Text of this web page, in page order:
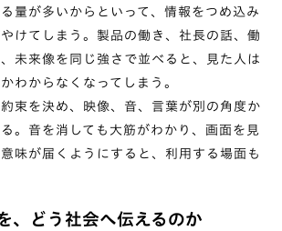
量が多いからといって、情報をつめ込み
けてしまう。製品の働き、社長の話、働
未来像を同じ強さで並べると、見た人は
わからなくなってしまう。
束を決め、映像、音、言葉が別の角度か
。音を消しても大筋がわかり、画面を見
味が届くようにすると、利用する場面も
、どう社会へ伝えるのか